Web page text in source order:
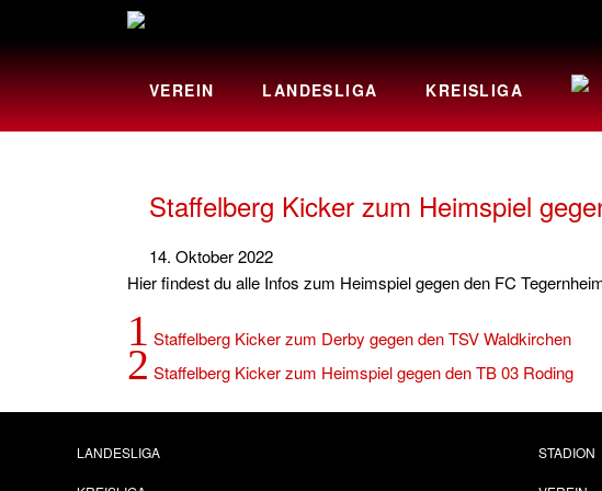
VEREIN LANDESLIGA KREISLIGA
Staffelberg Kicker zum Heimspiel
14. Oktober 2022
Hier findest du alle Infos zum Heimspiel gegen den FC
1 Staffelberg Kicker zum Derby gegen den TSV Waldkirchen
2 Staffelberg Kicker zum Heimspiel gegen den TB 03 Roding
LANDESLIGA STADION